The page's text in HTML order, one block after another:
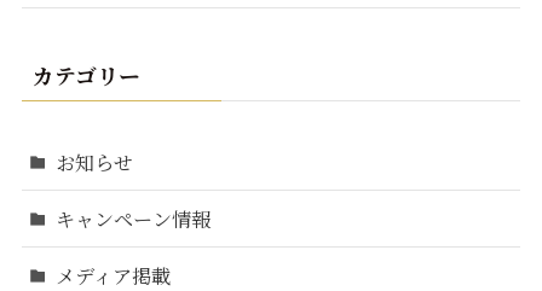
カテゴリー
お知らせ
キャンペーン情報
メディア掲載